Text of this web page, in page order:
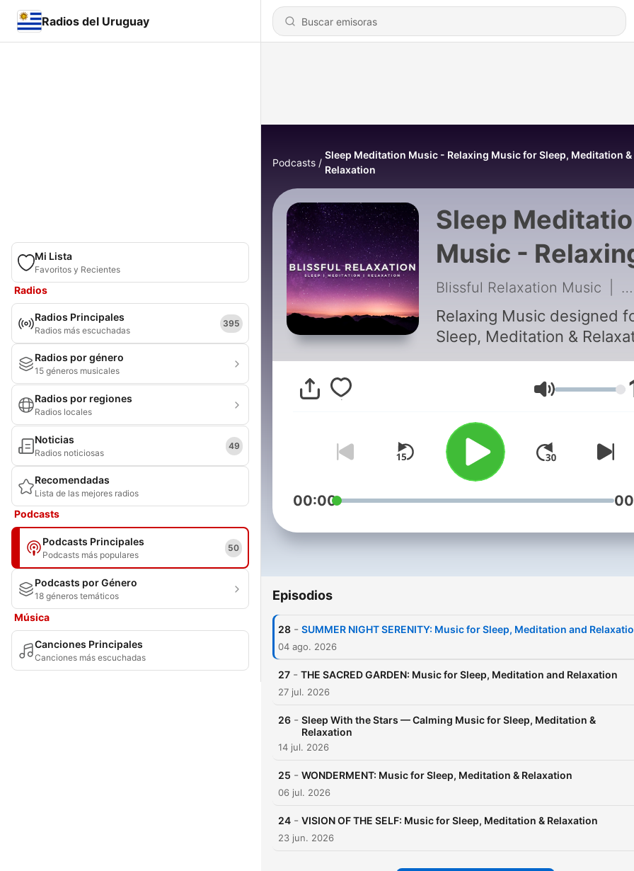
Radios del Uruguay
Mi Lista
Favoritos y Recientes
Radios
Radios Principales
Radios más escuchadas
395
Radios por género
15 géneros musicales
Radios por regiones
Radios locales
Noticias
Radios noticiosas
49
Recomendadas
Lista de las mejores radios
Podcasts
Podcasts Principales
Podcasts más populares
50
Podcasts por Género
18 géneros temáticos
Música
Canciones Principales
Canciones más escuchadas
Podcasts
Sleep Meditation Music - Relaxing Music for Sleep, Meditation &
Relaxation
Sleep
Music -
Music for
Meditation &
Relaxation
Blissful Relaxation Music
Relaxing Music designed
Sleep, Meditation &
Volumen
00:00
Episodios
28 - SUMMER NIGHT SERENITY: Music for Sleep, Meditation and
04 ago. 2026
27 - THE SACRED GARDEN: Music for Sleep, Meditation and Relaxation
27 jul. 2026
26 - Sleep With the Stars — Calming Music for Sleep, Meditation &
Relaxation
14 jul. 2026
25 - WONDERMENT: Music for Sleep, Meditation & Relaxation
06 jul. 2026
24 - VISION OF THE SELF: Music for Sleep, Meditation & Relaxation
23 jun. 2026